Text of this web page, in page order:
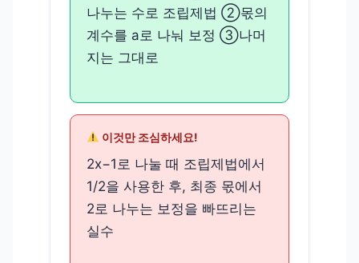
나누는 수로 조립제법 ②몫의
계수를 a로 나눠 보정 ③나머
지는 그대로
이것만 조심하세요!
2x−1로 나눌 때 조립제법에서
1/2을 사용한 후, 최종 몫에서
2로 나누는 보정을 빠뜨리는
실수